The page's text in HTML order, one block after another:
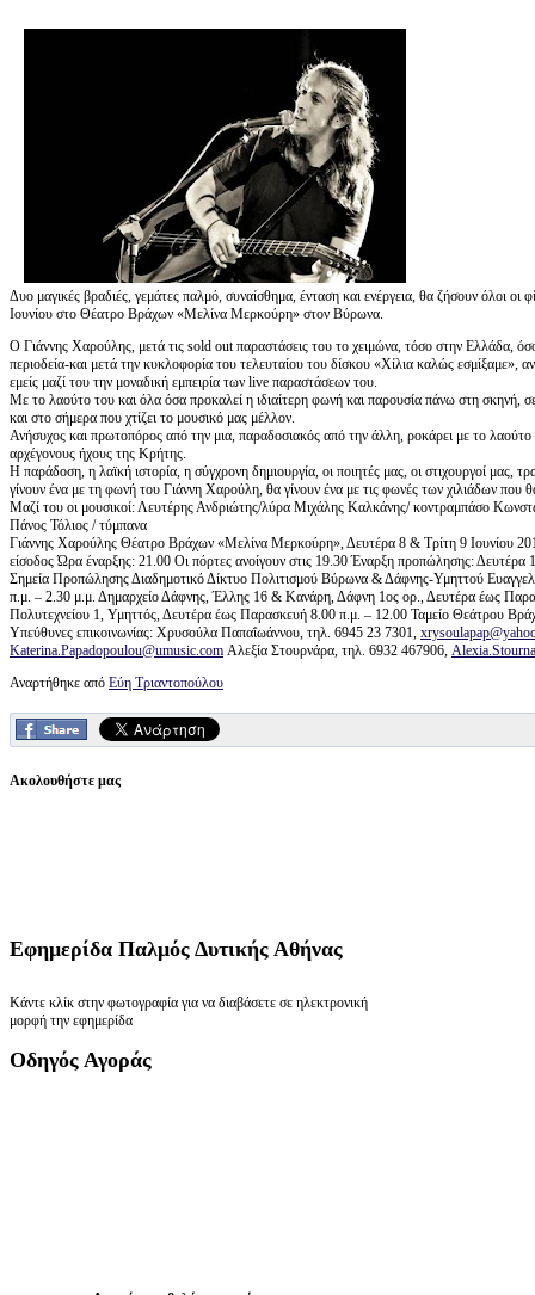
Δυο μαγικές βραδιές, γεμάτες παλμό, συναίσθημα, ένταση και ενέργεια, θα ζήσουν όλοι
Ιουνίου στο Θέατρο Βράχων «Μελίνα Μερκούρη» στον Βύρωνα.
Ο Γιάννης Χαρούλης, μετά τις sold out παραστάσεις του το χειμώνα, τόσο στην Ελλάδα,
περιοδεία-και μετά την κυκλοφορία του τελευταίου του δίσκου «Χίλια καλώς εσμίξαμε»,
εμείς μαζί του την μοναδική εμπειρία των live παραστάσεων του.
Με το λαούτο του και όλα όσα προκαλεί η ιδιαίτερη φωνή και παρουσία πάνω στη σκηνή,
και στο σήμερα που χτίζει το μουσικό μας μέλλον.
Ανήσυχος και πρωτοπόρος από την μια, παραδοσιακός από την άλλη, ροκάρει με το
αρχέγονους ήχους της Κρήτης.
Η παράδοση, η λαϊκή ιστορία, η σύγχρονη δημιουργία, οι ποιητές μας, οι στιχουργοί μας,
γίνουν ένα με τη φωνή του Γιάννη Χαρούλη, θα γίνουν ένα με τις φωνές των χιλιάδων που
Μαζί του οι μουσικοί: Λευτέρης Ανδριώτης/λύρα Μιχάλης Καλκάνης/ κοντραμπάσο
Πάνος Τόλιος / τύμπανα
Γιάννης Χαρούλης Θέατρο Βράχων «Μελίνα Μερκούρη», Δευτέρα 8 & Τρίτη 9 Ιουνίου
είσοδος Ώρα έναρξης: 21.00 Οι πόρτες ανοίγουν στις 19.30 Έναρξη προπώλησης: Δευτέρα
Σημεία Προπώλησης Διαδημοτικό Δίκτυο Πολιτισμού Βύρωνα & Δάφνης-Υμηττού
π.μ. – 2.30 μ.μ. Δημαρχείο Δάφνης, Έλλης 16 & Κανάρη, Δάφνη 1ος ορ., Δευτέρα έως
Πολυτεχνείου 1, Υμηττός, Δευτέρα έως Παρασκευή 8.00 π.μ. – 12.00 Ταμείο Θεάτρου
Υπεύθυνες επικοινωνίας: Χρυσούλα Παπαΐωάννου, τηλ. 6945 23 7301,
Katerina.Papadopoulou@umusic.com Αλεξία Στουρνάρα, τηλ. 6932 467906,
Αναρτήθηκε από Εύη Τριαντοπούλου
Ακολουθήστε μας
Εφημερίδα Παλμός Δυτικής Αθήνας
Κάντε κλίκ στην φωτογραφία για να διαβάσετε σε ηλεκτρονική
μορφή την εφημερίδα
Οδηγός Αγοράς